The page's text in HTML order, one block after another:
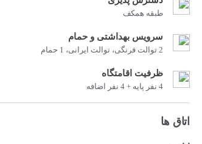
طبقه همکف
سرویس بهداشتی و حمام
2 توالت فرنگی، توالت ایرانی، 1 حمام
ظرفیت اقامتگاه
4 نفر پایه + 4 نفر اضافه
اتاق ها